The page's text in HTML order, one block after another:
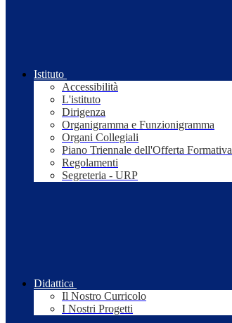
Istituto
Accessibilità
L'istituto
Dirigenza
Organigramma e Funzionigramma
Organi Collegiali
Piano Triennale dell'Offerta Formativa
Regolamenti
Segreteria - URP
Didattica
Il Nostro Curricolo
I Nostri Progetti